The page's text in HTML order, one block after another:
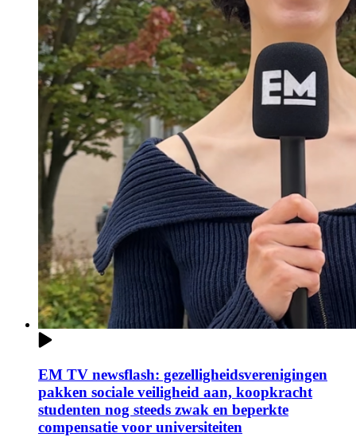
EM TV newsflash: gezelligheidsverenigingen
pakken sociale veiligheid aan, koopkracht
studenten nog steeds zwak en beperkte
compensatie voor universiteiten